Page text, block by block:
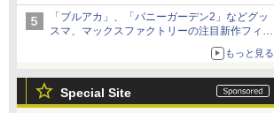
ライトニング・マックィーンやメーターなど4
種がラインナップ
「ブルアカ」、「バニーガーデン2」などグッ
スマ、マックスファクトリーの注目新作フィギ
ュアが展示【ホビーメーカー合同展示会】
もっと見る
Special Site